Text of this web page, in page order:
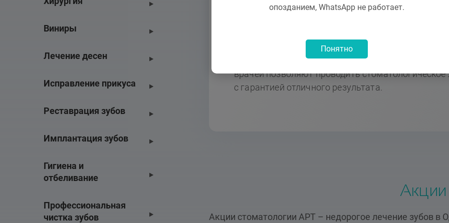
опозданием, WhatsApp не работает.
Понятно
Виниры
Лечение десен
Исправление прикуса
Реставрация зубов
Имплантация зубов
Гигиена и
отбеливание
Профессиональная
чистка зубов
Современное оборудование, цифровые
врачей позволяют проводить
с гарантией отличного результата.
Акции
Акции стоматологии АРТ – недорогое лечение зубов в